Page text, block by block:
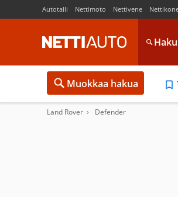
Autotalli Nettimoto Nettivene
Haku
Muokkaa hakua
Land Rover Defender